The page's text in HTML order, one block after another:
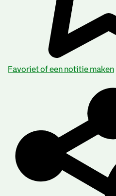
Inhoud en structuur van
Favoriet of een notitie maken